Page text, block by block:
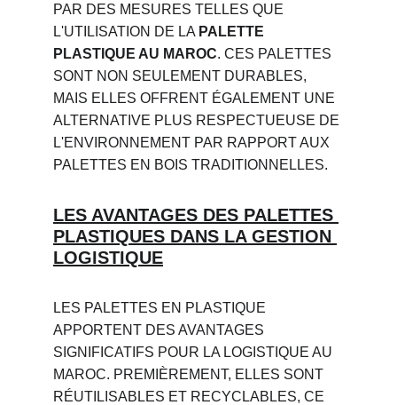
PAR DES MESURES TELLES QUE
L'UTILISATION DE LA PALETTE
PLASTIQUE AU MAROC. CES PALETTES
SONT NON SEULEMENT DURABLES,
MAIS ELLES OFFRENT ÉGALEMENT UNE
ALTERNATIVE PLUS RESPECTUEUSE DE
L'ENVIRONNEMENT PAR RAPPORT AUX
PALETTES EN BOIS TRADITIONNELLES.
LES AVANTAGES DES PALETTES
PLASTIQUES DANS LA GESTION
LOGISTIQUE
LES PALETTES EN PLASTIQUE
APPORTENT DES AVANTAGES
SIGNIFICATIFS POUR LA LOGISTIQUE AU
MAROC. PREMIÈREMENT, ELLES SONT
RÉUTILISABLES ET RECYCLABLES, CE